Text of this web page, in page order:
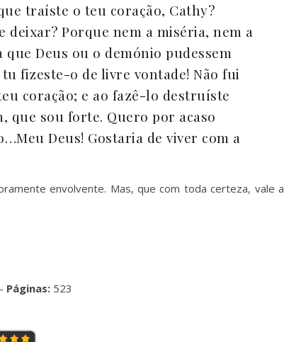
traíste o teu coração, Cathy?
Porque nem a miséria, nem a
Deus ou o demónio pudessem
fizeste-o de livre vontade! Não fui
coração; e ao fazê-lo destruíste
que sou forte. Quero por acaso
Deus! Gostaria de viver com a
envolvente. Mas, que com toda certeza, vale a
Páginas: 523